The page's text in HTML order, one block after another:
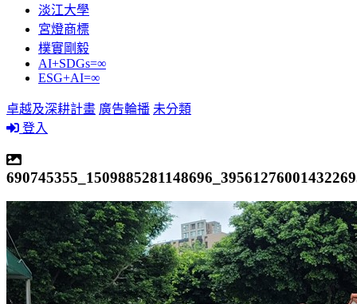
淡江大學
宮燈商標
樸實剛毅
AI+SDGs=∞
ESG+AI=∞
卓越及深耕計畫 廣告輪播 未分類
登入